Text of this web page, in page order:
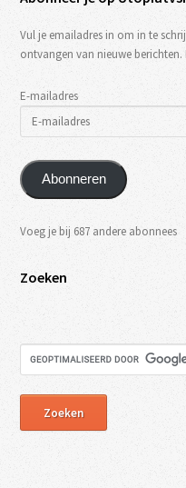
Vul je emailadres in om in te
ontvangen van nieuwe
E-mailadres
Abonneren
Voeg je bij 687 andere abonnees
Zoeken